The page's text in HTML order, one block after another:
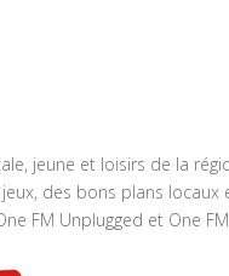
jeune et loisirs de la
des bons plans
FM Unplugged et One